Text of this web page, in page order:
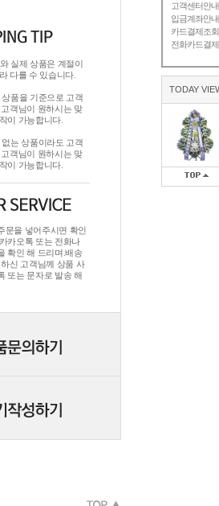
고객센터안내
입금계좌안내
카드결제조회
전화카드결제
TODAY
실제 상품은 계절이
다를 수 있습니다.
품을 기준으로 고객
객님이 원하시는 맞
이 가능합니다.
는 상품이라도 고객
객님이 원하시는 맞
이 가능합니다.
문을 넣어주시면 확인
카오톡 또는 전화나
확인 해 드리며.배송
신 고객님께 상품 사
또는 문자로 발송 해